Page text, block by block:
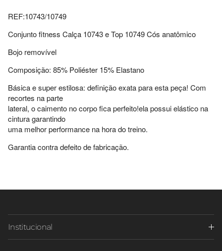
REF:10743/10749
Conjunto fitness Calça 10743 e Top 10749 Cós anatômico
Bojo removível
Composição: 85% Poliéster 15% Elastano
Básica e super estilosa: definição exata para esta peça! Com
recortes na parte
lateral, o caimento no corpo fica perfeito!ela possui elástico na
cintura garantindo
uma melhor performance na hora do treino.
Garantia contra defeito de fabricação.
Institucional